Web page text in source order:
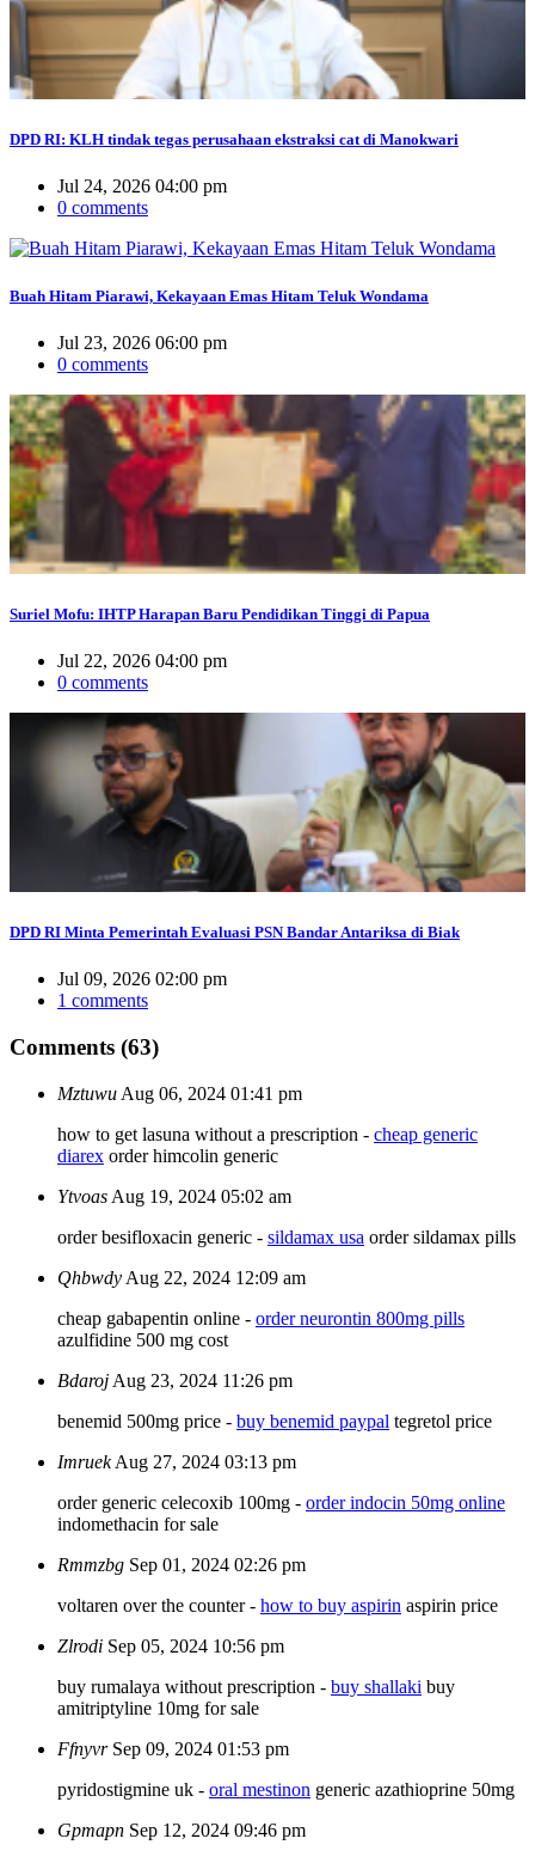
DPD RI: KLH tindak tegas perusahaan ekstraksi cat di Manokwari
Jul 24, 2026 04:00 pm
0 comments
Buah Hitam Piarawi, Kekayaan Emas Hitam Teluk Wondama
Jul 23, 2026 06:00 pm
0 comments
Suriel Mofu: IHTP Harapan Baru Pendidikan Tinggi di Papua
Jul 22, 2026 04:00 pm
0 comments
DPD RI Minta Pemerintah Evaluasi PSN Bandar Antariksa di Biak
Jul 09, 2026 02:00 pm
1 comments
Comments (63)
Mztuwu Aug 06, 2024 01:41 pm
how to get lasuna without a prescription - cheap generic
diarex order himcolin generic
Ytvoas Aug 19, 2024 05:02 am
order besifloxacin generic - sildamax usa order sildamax pills
Qhbwdy Aug 22, 2024 12:09 am
cheap gabapentin online - order neurontin 800mg pills
azulfidine 500 mg cost
Bdaroj Aug 23, 2024 11:26 pm
benemid 500mg price - buy benemid paypal tegretol price
Imruek Aug 27, 2024 03:13 pm
order generic celecoxib 100mg - order indocin 50mg online
indomethacin for sale
Rmmzbg Sep 01, 2024 02:26 pm
voltaren over the counter - how to buy aspirin aspirin price
Zlrodi Sep 05, 2024 10:56 pm
buy rumalaya without prescription - buy shallaki buy
amitriptyline 10mg for sale
Ffnyvr Sep 09, 2024 01:53 pm
pyridostigmine uk - oral mestinon generic azathioprine 50mg
Gpmapn Sep 12, 2024 09:46 pm